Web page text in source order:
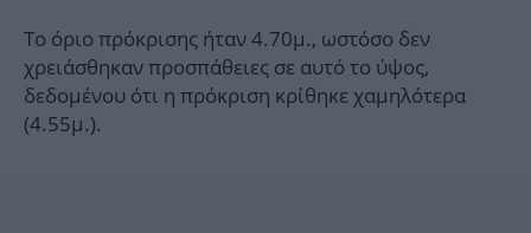
Το όριο πρόκρισης ήταν 4.70μ., ωστόσο δεν
χρειάσθηκαν προσπάθειες σε αυτό το ύψος,
δεδομένου ότι η πρόκριση κρίθηκε χαμηλότερα
(4.55μ.).